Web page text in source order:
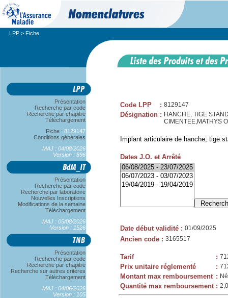
LPP > Fiche
Présentation
Recherche par code
Recherche par chapitre
Téléchargement
Fiche : 8129147
Conditions générales
MAJ : 04/08/2026
Version : 896
Présentation
Recherche par code
Recherche par laboratoire
Nouvelles Inscriptions
Modifications de la semaine
Téléchargement
MAJ : 05/08/2026
Version : 1526
Présentation
Recherche par code
Recherche par chapitre
Recherche sur autres critères
Téléchargement
MAJ : 04/06/2026
Version : 105
Code LPP : 8129147
Désignation : HANCHE, TIGE
CIMENTEE,MATHYS
Implant articulaire de hanche, tige
Dates J.O. et Arrêté
Date début validité : 01/09/2025
Ancien code : 3165517
Tarif :
Prix unitaire réglementé :
Montant max remboursement :
Quantité max remboursement :